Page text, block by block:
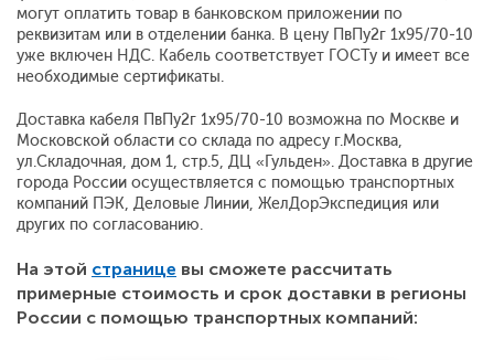
могут оплатить товар в банковском приложении по
реквизитам или в отделении банка. В цену ПвПу2г 1x95/70-10
уже включен НДС. Кабель соответствует ГОСТу и имеет все
необходимые сертификаты.
Доставка кабеля ПвПу2г 1x95/70-10 возможна по Москве и
Московской области со склада по адресу г.Москва,
ул.Складочная, дом 1, стр.5, ДЦ «Гульден». Доставка в другие
города России осуществляется с помощью транспортных
компаний ПЭК, Деловые Линии, ЖелДорЭкспедиция или
других по согласованию.
На этой странице вы сможете рассчитать
примерные стоимость и срок доставки в регионы
России с помощью транспортных компаний: